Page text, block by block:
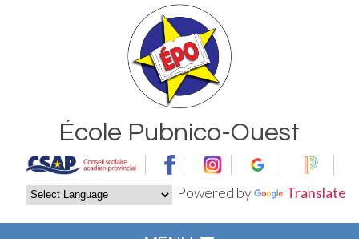
Powered by Translate
École Pubnico-Ouest